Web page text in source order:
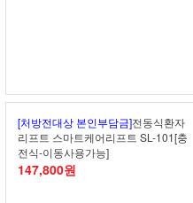
[처방전대상 본인부담금]전동식환자
리프트 스마트케어리프트 SL-101[충
전식-이동사용가능]
147,800원